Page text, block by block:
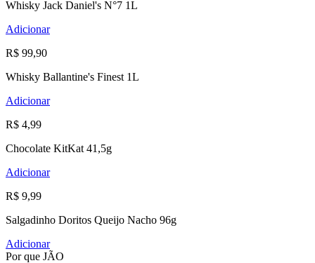
Whisky Jack Daniel's N°7 1L
Adicionar
R$ 99,90
Whisky Ballantine's Finest 1L
Adicionar
R$ 4,99
Chocolate KitKat 41,5g
Adicionar
R$ 9,99
Salgadinho Doritos Queijo Nacho 96g
Adicionar
Por que JÃO